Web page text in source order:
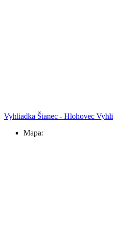
Vyhliadka Šianec - Hlohovec
Mapa: